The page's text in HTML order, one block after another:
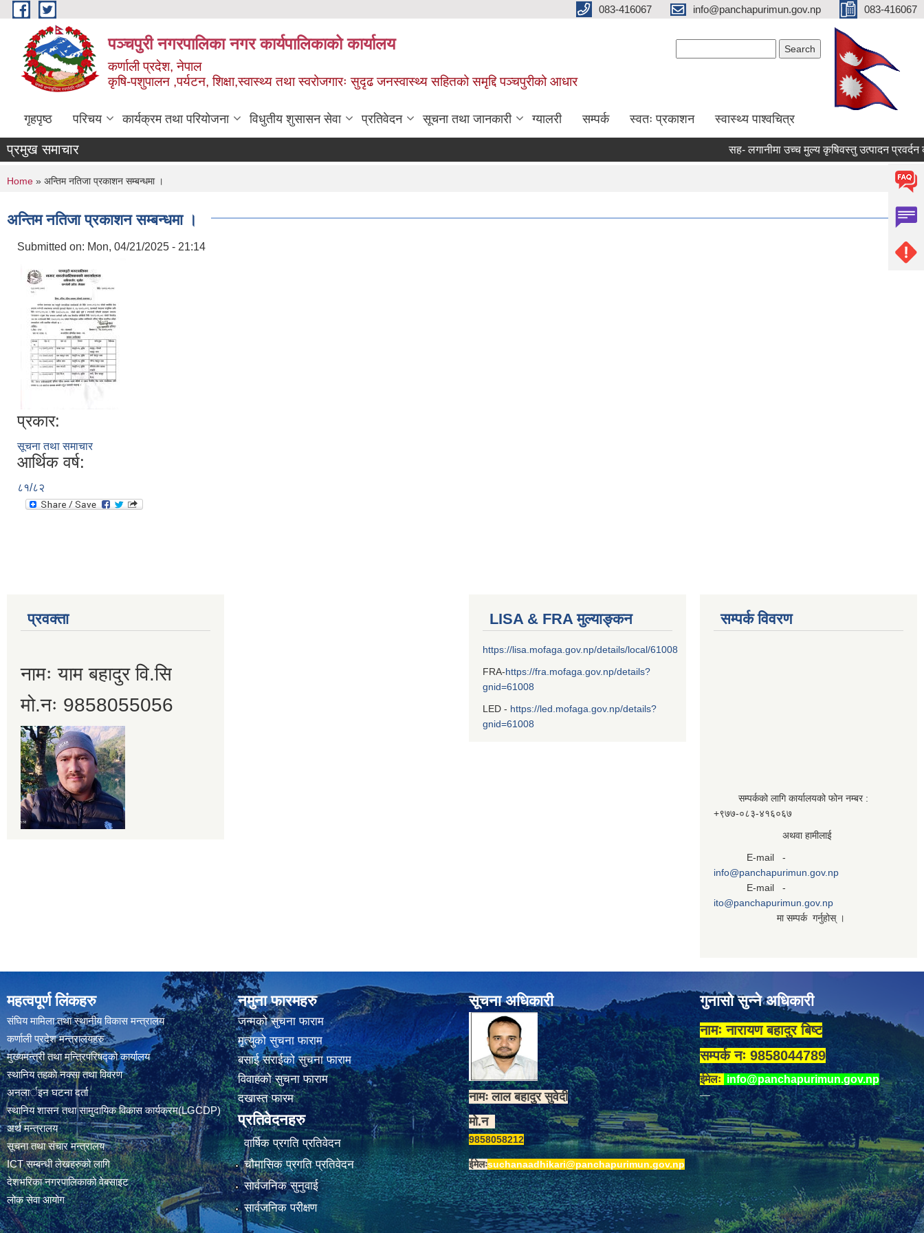
Skip to main content 083-416067 info@panchapurimun.gov.np 083-416067
पञ्चपुरी नगरपालिका नगर कार्यपालिकाको कार्यालय
कर्णाली प्रदेश, नेपाल
कृषि-पशुपालन ,पर्यटन, शिक्षा,स्वास्थ्य तथा स्वरोजगारः सुदृढ जनस्वास्थ्य सहितको समृद्दि पञ्चपुरीको आधार
गृहपृष्ठ परिचय कार्यक्रम तथा परियोजना विधुतीय शुसासन सेवा प्रतिवेदन सूचना तथा जानकारी ग्यालरी सम्पर्क स्वतः प्रकाशन स्वास्थ्य पाश्वचित्र
प्रमुख समाचार सह- लगानीमा उच्च मुल्य कृषिवस्तु उत्पादन प्रवर्दन
You are here
Home » अन्तिम नतिजा प्रकाशन सम्बन्धमा ।
अन्तिम नतिजा प्रकाशन सम्बन्धमा ।
Submitted on: Mon, 04/21/2025 - 21:14
प्रकार:
सूचना तथा समाचार
आर्थिक वर्ष:
८१/८२
प्रवक्ता
नामः याम बहादुर वि.सि
मो.नः 9858055056
LISA & FRA मुल्याङ्कन
https://lisa.mofaga.gov.np/details/local/61008
FRA-https://fra.mofaga.gov.np/details?
gnid=61008
LED - https://led.mofaga.gov.np/details?
gnid=61008
सम्पर्क विवरण
सम्पर्कको लागि कार्यालयको फोन नम्बर :
+९७७-०८३‍-४१६०६७
अथवा हामीलाई
E-mail -
info@panchapurimun.gov.np
E-mail -
ito@panchapurimun.gov.np
मा सम्पर्क गर्नुहोस् ।
महत्वपूर्ण लिंकहरु
संघिय मामिला तथा स्थानीय विकास मन्त्रालय
कर्णाली प्रदेश मन्त्रालयहरु
मुख्यमन्त्री तथा मन्त्रिपरिषद्को कार्यालय
स्थानिय तहकाे नक्सा तथा विवरण
अनलार्इन घटना दर्ता
स्थानिय शासन तथा सामुदायिक विकास कार्यक्रम(LGCDP)
अर्थ मन्त्रालय
सूचना तथा संचार मन्त्रालय
ICT सम्बन्धी लेखहरुको लागि
देशभरिका नगरपालिकाको वेबसाइट
लोक सेवा आयोग
नमुना फारमहरु
जन्मको सुचना फाराम
मृत्युको सुचना फाराम
बसाई सराईको सुचना फाराम
विवाहको सुचना फाराम
दखास्त फारम
प्रतिवेदनहरु
वार्षिक प्रगति प्रतिवेदन
चौमासिक प्रगति प्रतिवेदन
सार्वजनिक सुनुवाई
सार्वजनिक परीक्षण
सूचना अधिकारी
नामः लाल बहादुर सुवेदी
मो.न
9858058212
ईमेलःsuchanaadhikari@panchapurimun.gov.np
गुनासो सुन्ने अधिकारी
नामः नारायण बहादुर बिष्ट
सम्पर्क नः 9858044789
ईमेलः info@panchapurimun.gov.np